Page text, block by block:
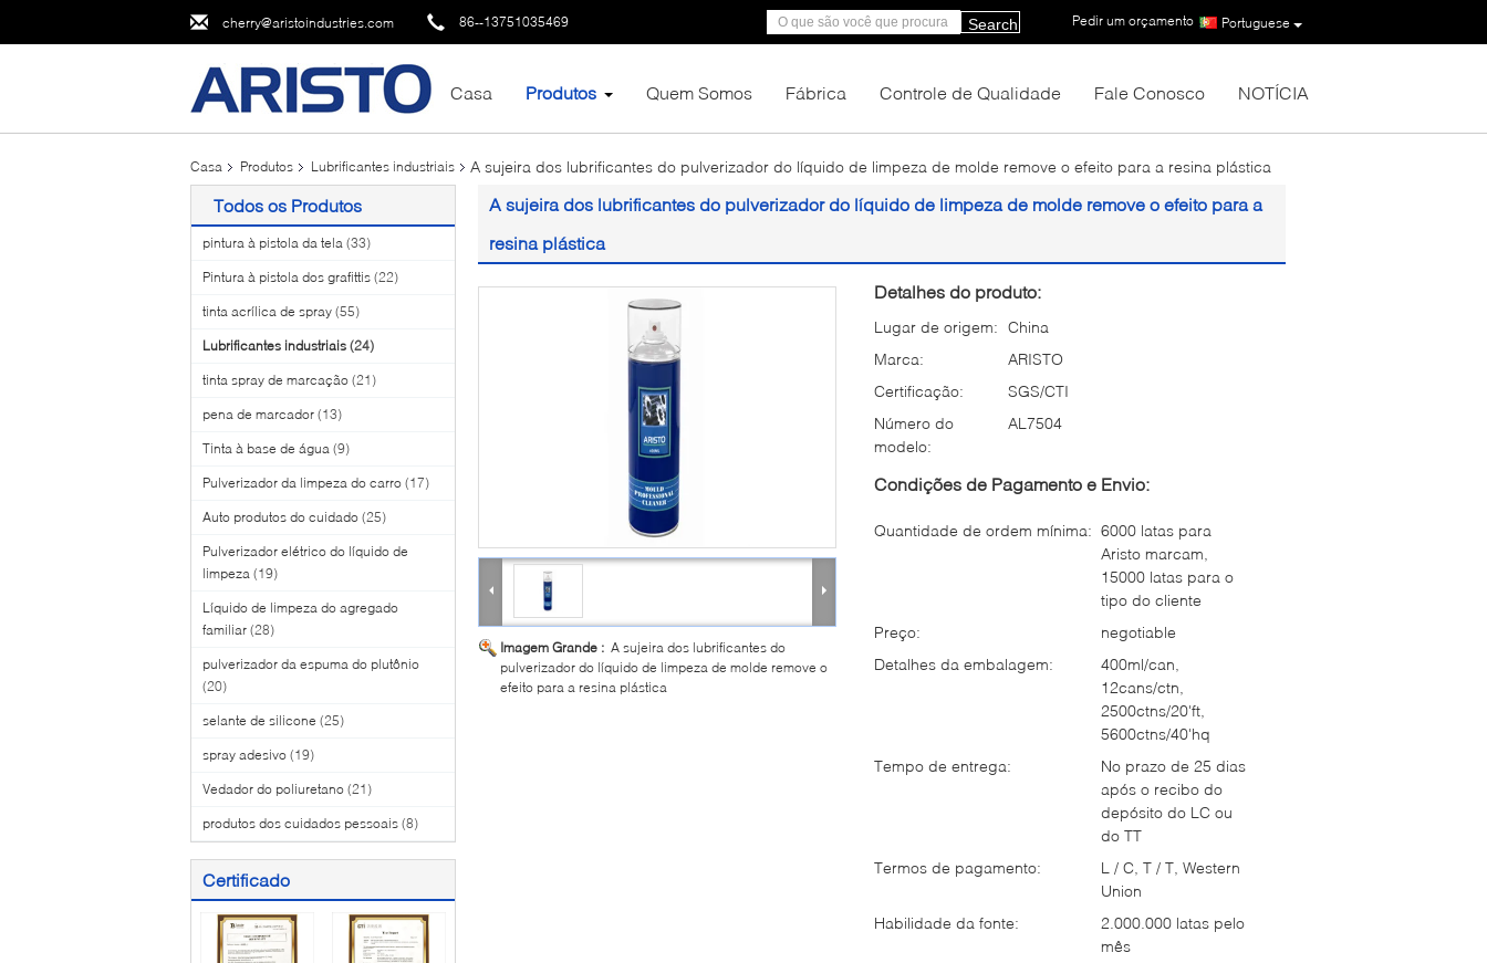
cherry@aristoindustries.com 86--13751035469 Portuguese
Pedir um orçamento |
Search
Casa Produtos Quem Somos Fábrica Controle de Qualidade Fale Conosco NOTÍCIA
Casa Produtos Lubrificantes industriais A sujeira dos lubrificantes do pulverizador do líquido de limpeza de molde remove o efeito para a resina plástica
Todos os Produtos
pintura à pistola da tela (33)
Pintura à pistola dos grafittis (22)
tinta acrílica de spray (55)
Lubrificantes industriais (24)
tinta spray de marcação (21)
pena de marcador (13)
Tinta à base de água (9)
Pulverizador da limpeza do carro (17)
Auto produtos do cuidado (25)
Pulverizador elétrico do líquido de
limpeza (19)
Líquido de limpeza do agregado
familiar (28)
pulverizador da espuma do plutônio
(20)
selante de silicone (25)
spray adesivo (19)
Vedador do poliuretano (21)
produtos dos cuidados pessoais (8)
Certificado
A sujeira dos lubrificantes do pulverizador do líquido de limpeza de molde remove o efeito para a
resina plástica
Imagem Grande : A sujeira dos lubrificantes do
pulverizador do líquido de limpeza de molde remove o
efeito para a resina plástica
Detalhes do produto:
Lugar de origem: China
Marca:
ARISTO
Certificação:
SGS/CTI
Número do
modelo:
AL7504
Condições de Pagamento e Envio:
Quantidade de ordem mínima: 6000 latas para
Aristo marcam,
15000 latas para o
tipo do cliente
Preço:
negotiable
Detalhes da embalagem:
400ml/can,
12cans/ctn,
2500ctns/20'ft,
5600ctns/40'hq
Tempo de entrega:
No prazo de 25 dias
após o recibo do
depósito do LC ou
do TT
Termos de pagamento:
L / C, T / T, Western
Union
Habilidade da fonte:
2.000.000 latas pelo
mês